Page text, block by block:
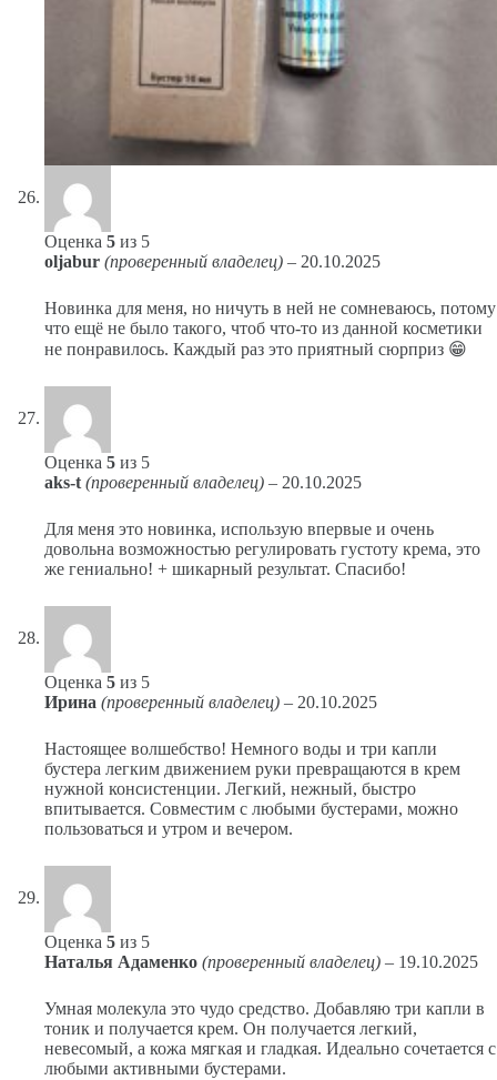
Оценка 5 из 5
oljabur (проверенный владелец) – 20.10.2025
Новинка для меня, но ничуть в ней не сомневаюсь, потому
что ещё не было такого, чтоб что-то из данной косметики
не понравилось. Каждый раз это приятный сюрприз 😁
Оценка 5 из 5
aks-t (проверенный владелец) – 20.10.2025
Для меня это новинка, использую впервые и очень
довольна возможностью регулировать густоту крема, это
же гениально! + шикарный результат. Спасибо!
Оценка 5 из 5
Ирина (проверенный владелец) – 20.10.2025
Настоящее волшебство! Немного воды и три капли
бустера легким движением руки превращаются в крем
нужной консистенции. Легкий, нежный, быстро
впитывается. Совместим с любыми бустерами, можно
пользоваться и утром и вечером.
Оценка 5 из 5
Наталья Адаменко (проверенный владелец) – 19.10.2025
Умная молекула это чудо средство. Добавляю три капли в
тоник и получается крем. Он получается легкий,
невесомый, а кожа мягкая и гладкая. Идеально сочетается с
любыми активными бустерами.